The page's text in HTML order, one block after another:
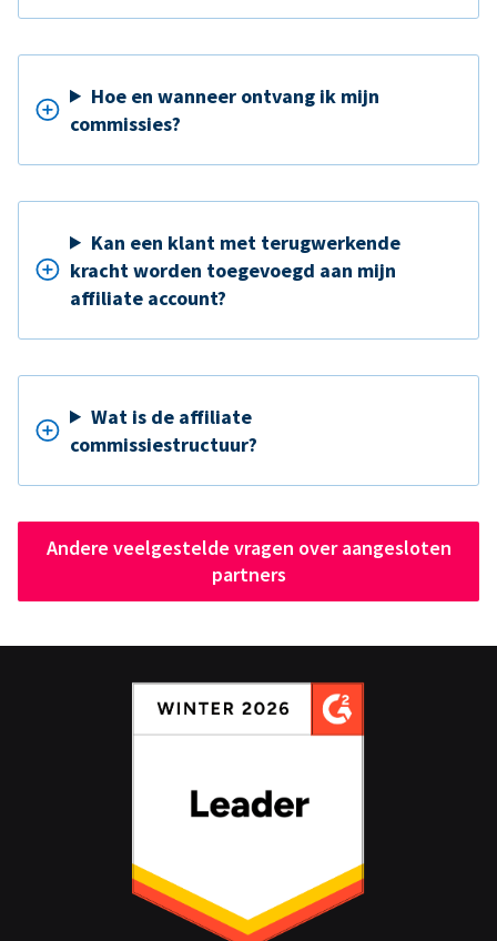
Hoe en wanneer ontvang ik mijn
commissies?
Kan een klant met terugwerkende
kracht worden toegevoegd aan mijn
affiliate account?
Wat is de affiliate
commissiestructuur?
Andere veelgestelde vragen over aangesloten
partners